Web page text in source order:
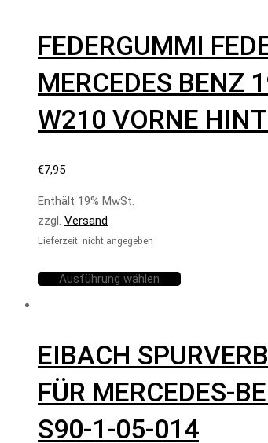
FEDERGUMMI
MERCEDES BENZ
W210 VORNE
€7,95
Enthält 19% MwSt.
zzgl. Versand
Lieferzeit: nicht angegeben
Ausführung wählen
EIBACH
FÜR MERCEDES-
S90-1-05-014